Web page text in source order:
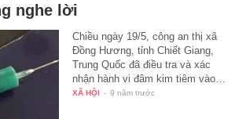
nghe lời
Chiều ngày 19/5, công an thị xã
Đồng Hương, tỉnh Chiết Giang,
Trung Quốc đã điều tra và xác
nhận hành vi đâm kim tiêm vào…
XÃ HỘI - 9 năm trước